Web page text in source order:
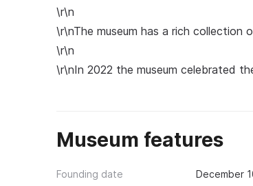
\r\n
\r\nThe museum has a rich
\r\n
\r\nIn 2022 the museum celebrated
Museum features
Founding date December